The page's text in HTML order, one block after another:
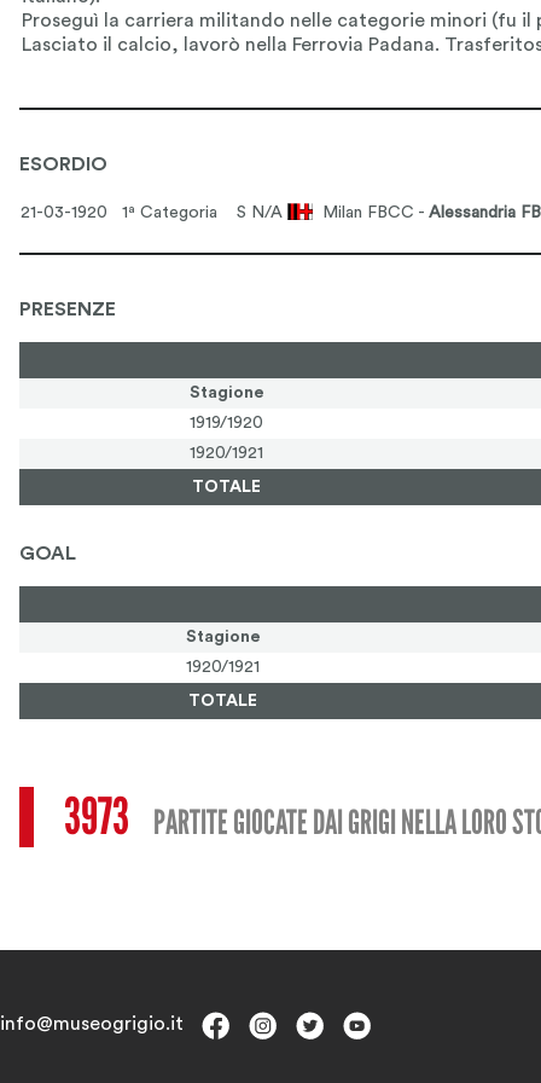
ESORDIO
21-03-1920 1ª Categoria S N/A Milan FBCC - Alessandria
PRESENZE
Stagione
1919/1920
1920/1921
TOTALE
GOAL
Stagione
1920/1921
TOTALE
3973 PARTITE GIOCATE DAI GRIGI NELLA LORO
info@museogrigio.it